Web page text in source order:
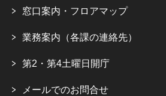
窓口案内・フロアマップ
業務案内（各課の連絡先）
第2・第4土曜日開庁
メールでのお問合せ